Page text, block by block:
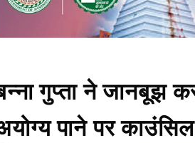
गुप्ता ने जानबूझ
पाने पर